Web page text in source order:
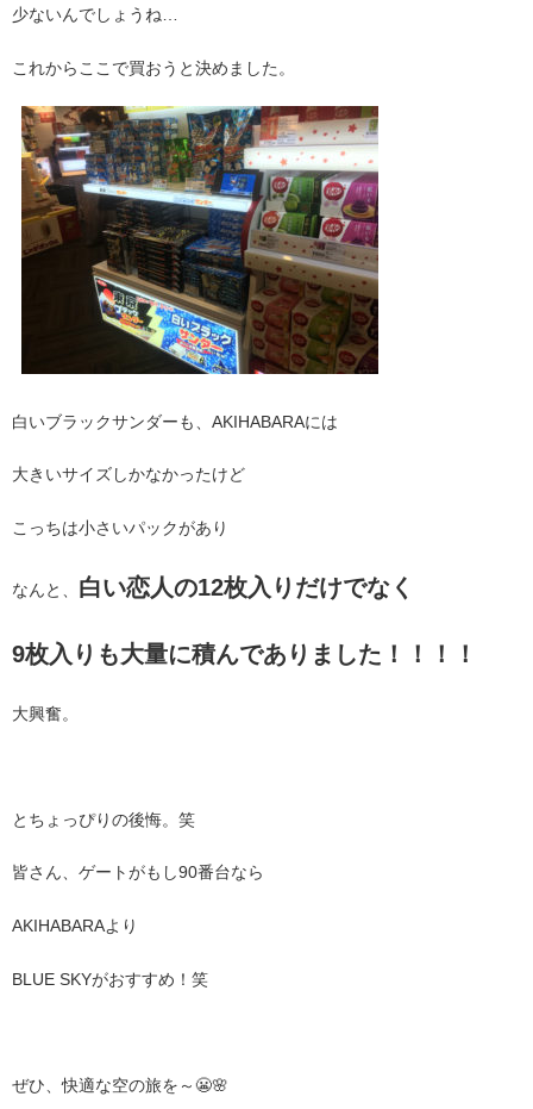
少ないんでしょうね…
これからここで買おうと決めました。
白いブラックサンダーも、AKIHABARAには
大きいサイズしかなかったけど
こっちは小さいパックがあり
なんと、 白い恋人の12枚入りだけでなく
9枚入りも大量に積んでありました！！！！
大興奮。
とちょっぴりの後悔。笑
皆さん、ゲートがもし90番台なら
AKIHABARAより
BLUE SKYがおすすめ！笑
ぜひ、快適な空の旅を～😬🌸